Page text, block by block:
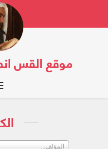
موقع القس
المؤلف...